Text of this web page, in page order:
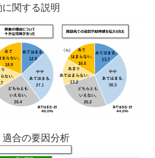
関する説明
合の要因分析